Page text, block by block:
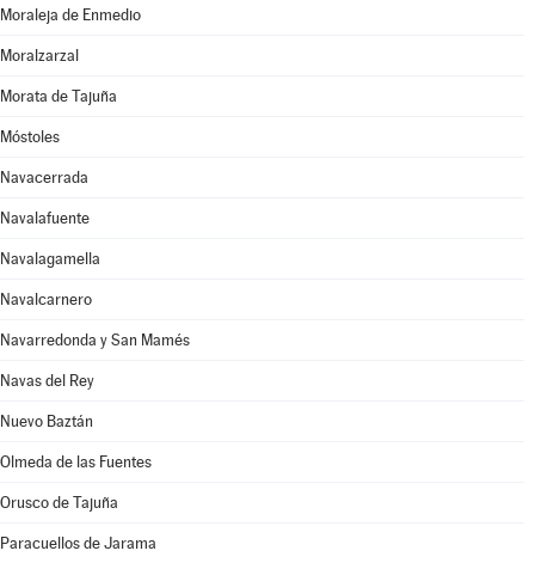
Moraleja de Enmedio
Moralzarzal
Morata de Tajuña
Móstoles
Navacerrada
Navalafuente
Navalagamella
Navalcarnero
Navarredonda y San Mamés
Navas del Rey
Nuevo Baztán
Olmeda de las Fuentes
Orusco de Tajuña
Paracuellos de Jarama